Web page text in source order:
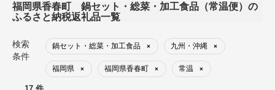
福岡県香春町 鍋セット・総菜・加工食品（常温便）の
ふるさと納税返礼品一覧
検索
条件
鍋セット・総菜・加工食品 × 九州・沖縄 ×
福岡県 × 福岡県香春町 × 常温 ×